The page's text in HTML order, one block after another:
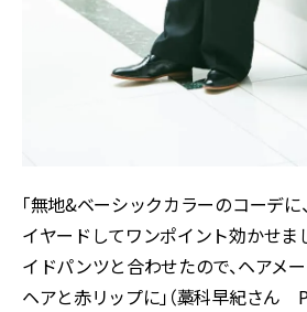
「無地&ベーシックカラーのコーデ
イヤードしてワンポイント効かせま
イドパンツと合わせたので、ヘアメ
ヘアと赤リップに」（藁科早紀さん